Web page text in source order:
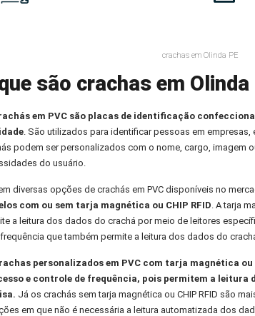
crachas em Olinda PE
são crachas em Olinda
em PVC são placas de identificação
. São utilizados para identificar pessoas em empresas,
podem ser personalizados com o nome, cargo, imagem
do usuário.
diversas opções de crachás em PVC disponíveis no
com ou sem tarja magnética ou CHIP RFID . A tarja
a leitura dos dados do crachá por meio de leitores
que também permite a leitura dos dados do
personalizadosem PVC com tarja magnética ou
e controle de frequência, pois permitem a leitura
Já os crachás sem tarja magnética ou CHIP RFID são
em que não é necessária a leitura automatizada dos